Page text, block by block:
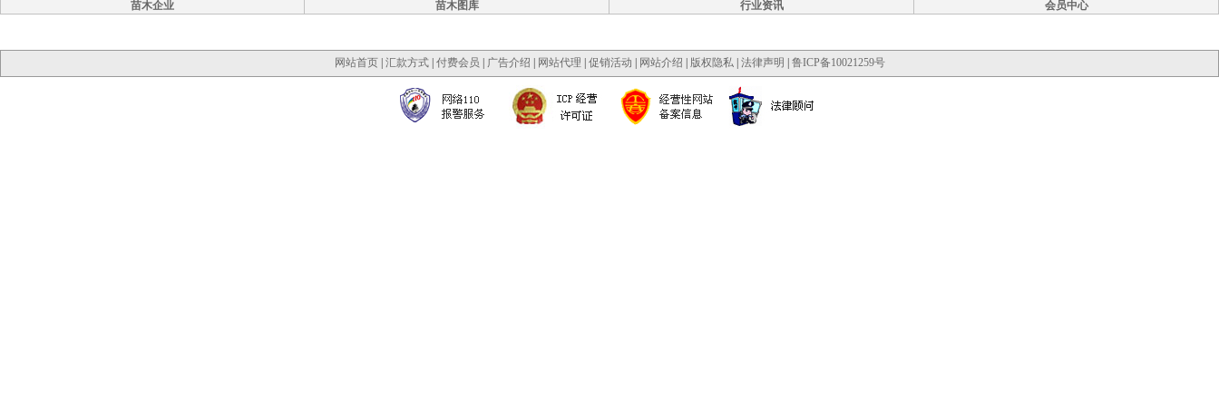
苗木企业 苗木图库 行业资讯 会员中心
网站首页| 汇款方式| 付费会员 广告介绍 网站代理 促销活动 网站介绍 版权隐私| 法律声明 鲁ICP备10021259号